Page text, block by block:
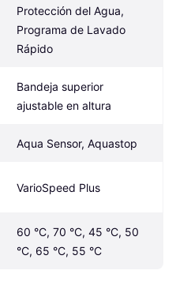
Protección del Agua,
Programa de Lavado
Rápido
Bandeja superior
ajustable en altura
Aqua Sensor, Aquastop
VarioSpeed Plus
60 °C, 70 °C, 45 °C, 50
°C, 65 °C, 55 °C